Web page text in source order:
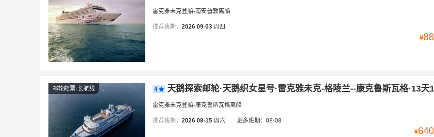
雷克雅未克登船-南安普敦离船
推荐班期： 2026 09-03 周四
¥
邮轮船票·长航线 4 天鹅探索邮轮·天鹅织女星号·雷克雅未克-格陵兰--康克鲁斯瓦格·13天
雷克雅未克登船-康克鲁斯瓦格离船
推荐班期： 2026 08-15 周六 更多班期： 08-08
¥